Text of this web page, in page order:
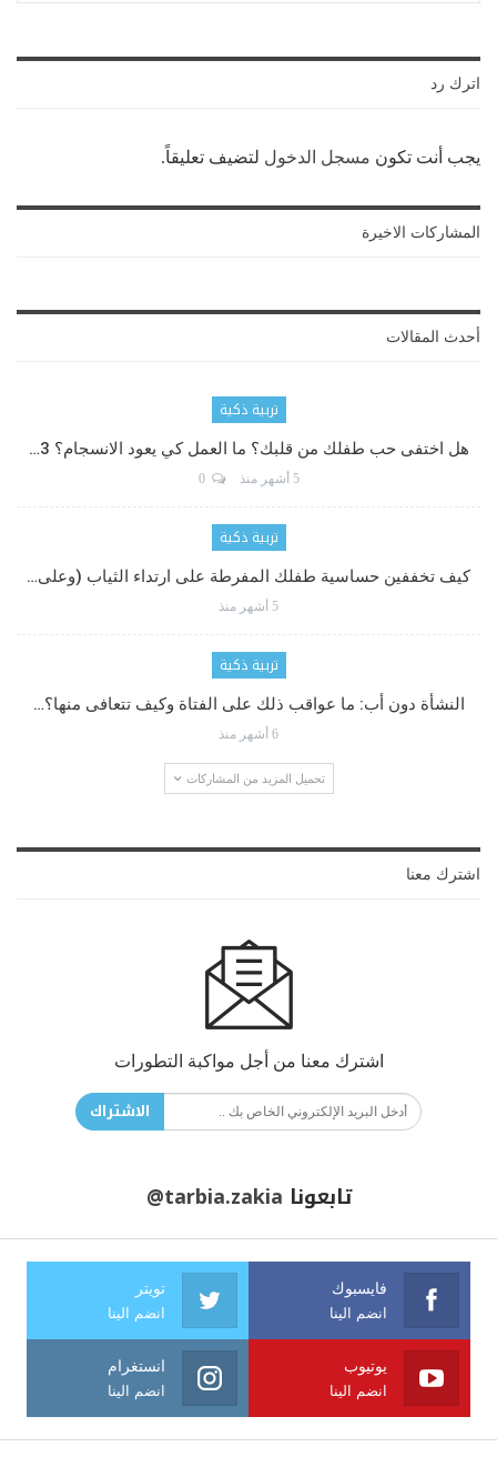
اترك رد
يجب أنت تكون مسجل الدخول لتضيف تعليقاً.
المشاركات الاخيرة
أحدث المقالات
تربية ذكية
هل اختفى حب طفلك من قلبك؟ ما العمل كي يعود الانسجام؟ 3…
5 أشهر منذ 0
تربية ذكية
كيف تخففين حساسية طفلك المفرطة على ارتداء الثياب (وعلى…
5 أشهر منذ
تربية ذكية
النشأة دون أب: ما عواقب ذلك على الفتاة وكيف تتعافى منها؟…
6 أشهر منذ
تحميل المزيد من المشاركات
اشترك معنا
اشترك معنا من أجل مواكبة التطورات
الاشتراك
تابعونا @tarbia.zakia
فايسبوك
انضم الينا
تويتر
انضم الينا
يوتيوب
انضم الينا
انستغرام
انضم الينا